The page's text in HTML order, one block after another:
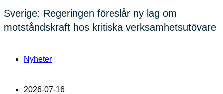
Sverige: Regeringen föreslår ny lag om
motståndskraft hos kritiska verksamhetsutövare
Nyheter
2026-07-16